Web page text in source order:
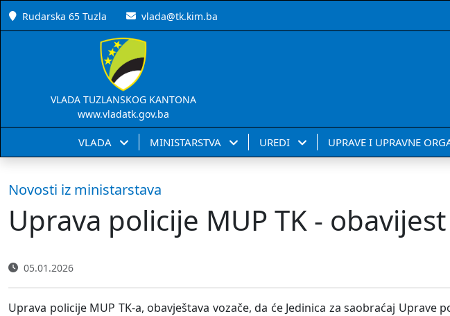
Rudarska 65 Tuzla vlada@tk.kim.ba
VLADA TUZLANSKOG KANTONA
www.vladatk.gov.ba
VLADA MINISTARSTVA UREDI UPRAVE I UPRAVNE
Novosti iz ministarstava
Uprava policije MUP TK -
05.01.2026
Uprava policije MUP TK-a, obavještava vozače, da će Jedinica za saobraćaj Uprave